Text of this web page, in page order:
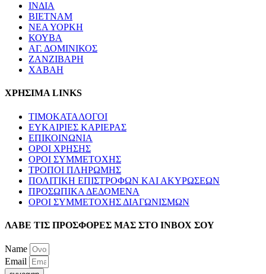
ΙΝΔΙΑ
ΒΙΕΤΝΑΜ
ΝΕΑ ΥΟΡΚΗ
ΚΟΥΒΑ
ΑΓ. ΔΟΜΙΝΙΚΟΣ
ΖΑΝΖΙΒΑΡΗ
ΧΑΒΑΗ
ΧΡΗΣΙΜΑ LINKS
ΤΙΜΟΚΑΤΑΛΟΓΟΙ
ΕΥΚΑΙΡΙΕΣ ΚΑΡΙΕΡΑΣ
ΕΠΙΚΟΙΝΩΝΙΑ
ΟΡΟΙ ΧΡΗΣΗΣ
ΟΡΟΙ ΣΥΜΜΕΤΟΧΗΣ
ΤΡΟΠΟΙ ΠΛΗΡΩΜΗΣ
ΠΟΛΙΤΙΚΗ ΕΠΙΣΤΡΟΦΩΝ ΚΑΙ ΑΚΥΡΩΣΕΩΝ
ΠΡΟΣΩΠΙΚΑ ΔΕΔΟΜΕΝΑ
ΟΡΟΙ ΣΥΜΜΕΤΟΧΗΣ ΔΙΑΓΩΝΙΣΜΩΝ
ΛΑΒΕ ΤΙΣ ΠΡΟΣΦΟΡΕΣ ΜΑΣ ΣΤΟ ΙΝΒΟΧ ΣΟΥ
Name
Email